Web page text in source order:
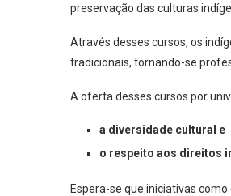
preservação das culturas
Através desses cursos, os
tradicionais, tornando-se
A oferta desses cursos por
a diversidade cultural e
o respeito aos direitos
Espera-se que iniciativas